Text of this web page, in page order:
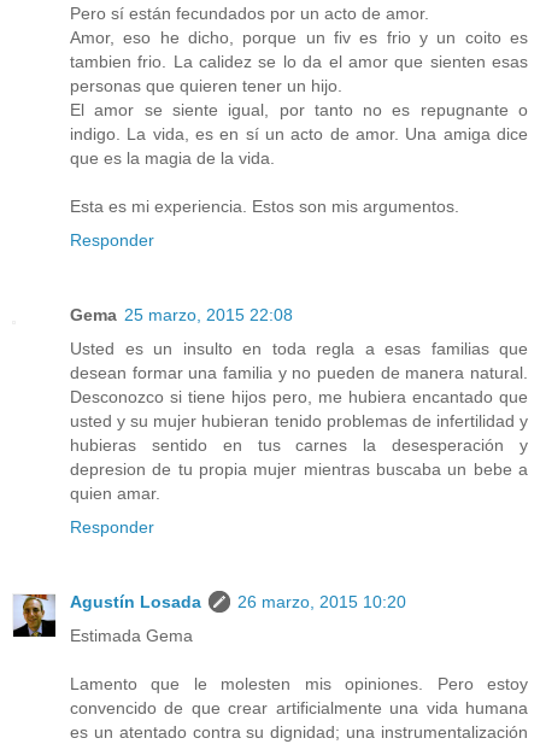
Pero sí están fecundados por un acto de amor.
Amor, eso he dicho, porque un fiv es frio y un coito es
tambien frio. La calidez se lo da el amor que sienten esas
personas que quieren tener un hijo.
El amor se siente igual, por tanto no es repugnante o
indigo. La vida, es en sí un acto de amor. Una amiga dice
que es la magia de la vida.
Esta es mi experiencia. Estos son mis argumentos.
Responder
Gema 25 marzo, 2015 22:08
Usted es un insulto en toda regla a esas familias que
desean formar una familia y no pueden de manera natural.
Desconozco si tiene hijos pero, me hubiera encantado que
usted y su mujer hubieran tenido problemas de infertilidad y
hubieras sentido en tus carnes la desesperación y
depresion de tu propia mujer mientras buscaba un bebe a
quien amar.
Responder
Agustín Losada
26 marzo, 2015 10:20
Estimada Gema
Lamento que le molesten mis opiniones. Pero estoy
convencido de que crear artificialmente una vida humana
es un atentado contra su dignidad; una instrumentalización